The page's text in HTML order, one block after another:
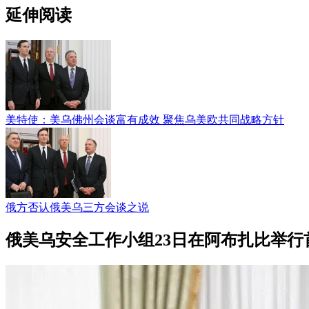
延伸阅读
美特使：美乌佛州会谈富有成效 聚焦乌美欧共同战略方针
俄方否认俄美乌三方会谈之说
俄美乌安全工作小组23日在阿布扎比举行